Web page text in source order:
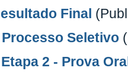
Final
Seletivo
2 - Prova